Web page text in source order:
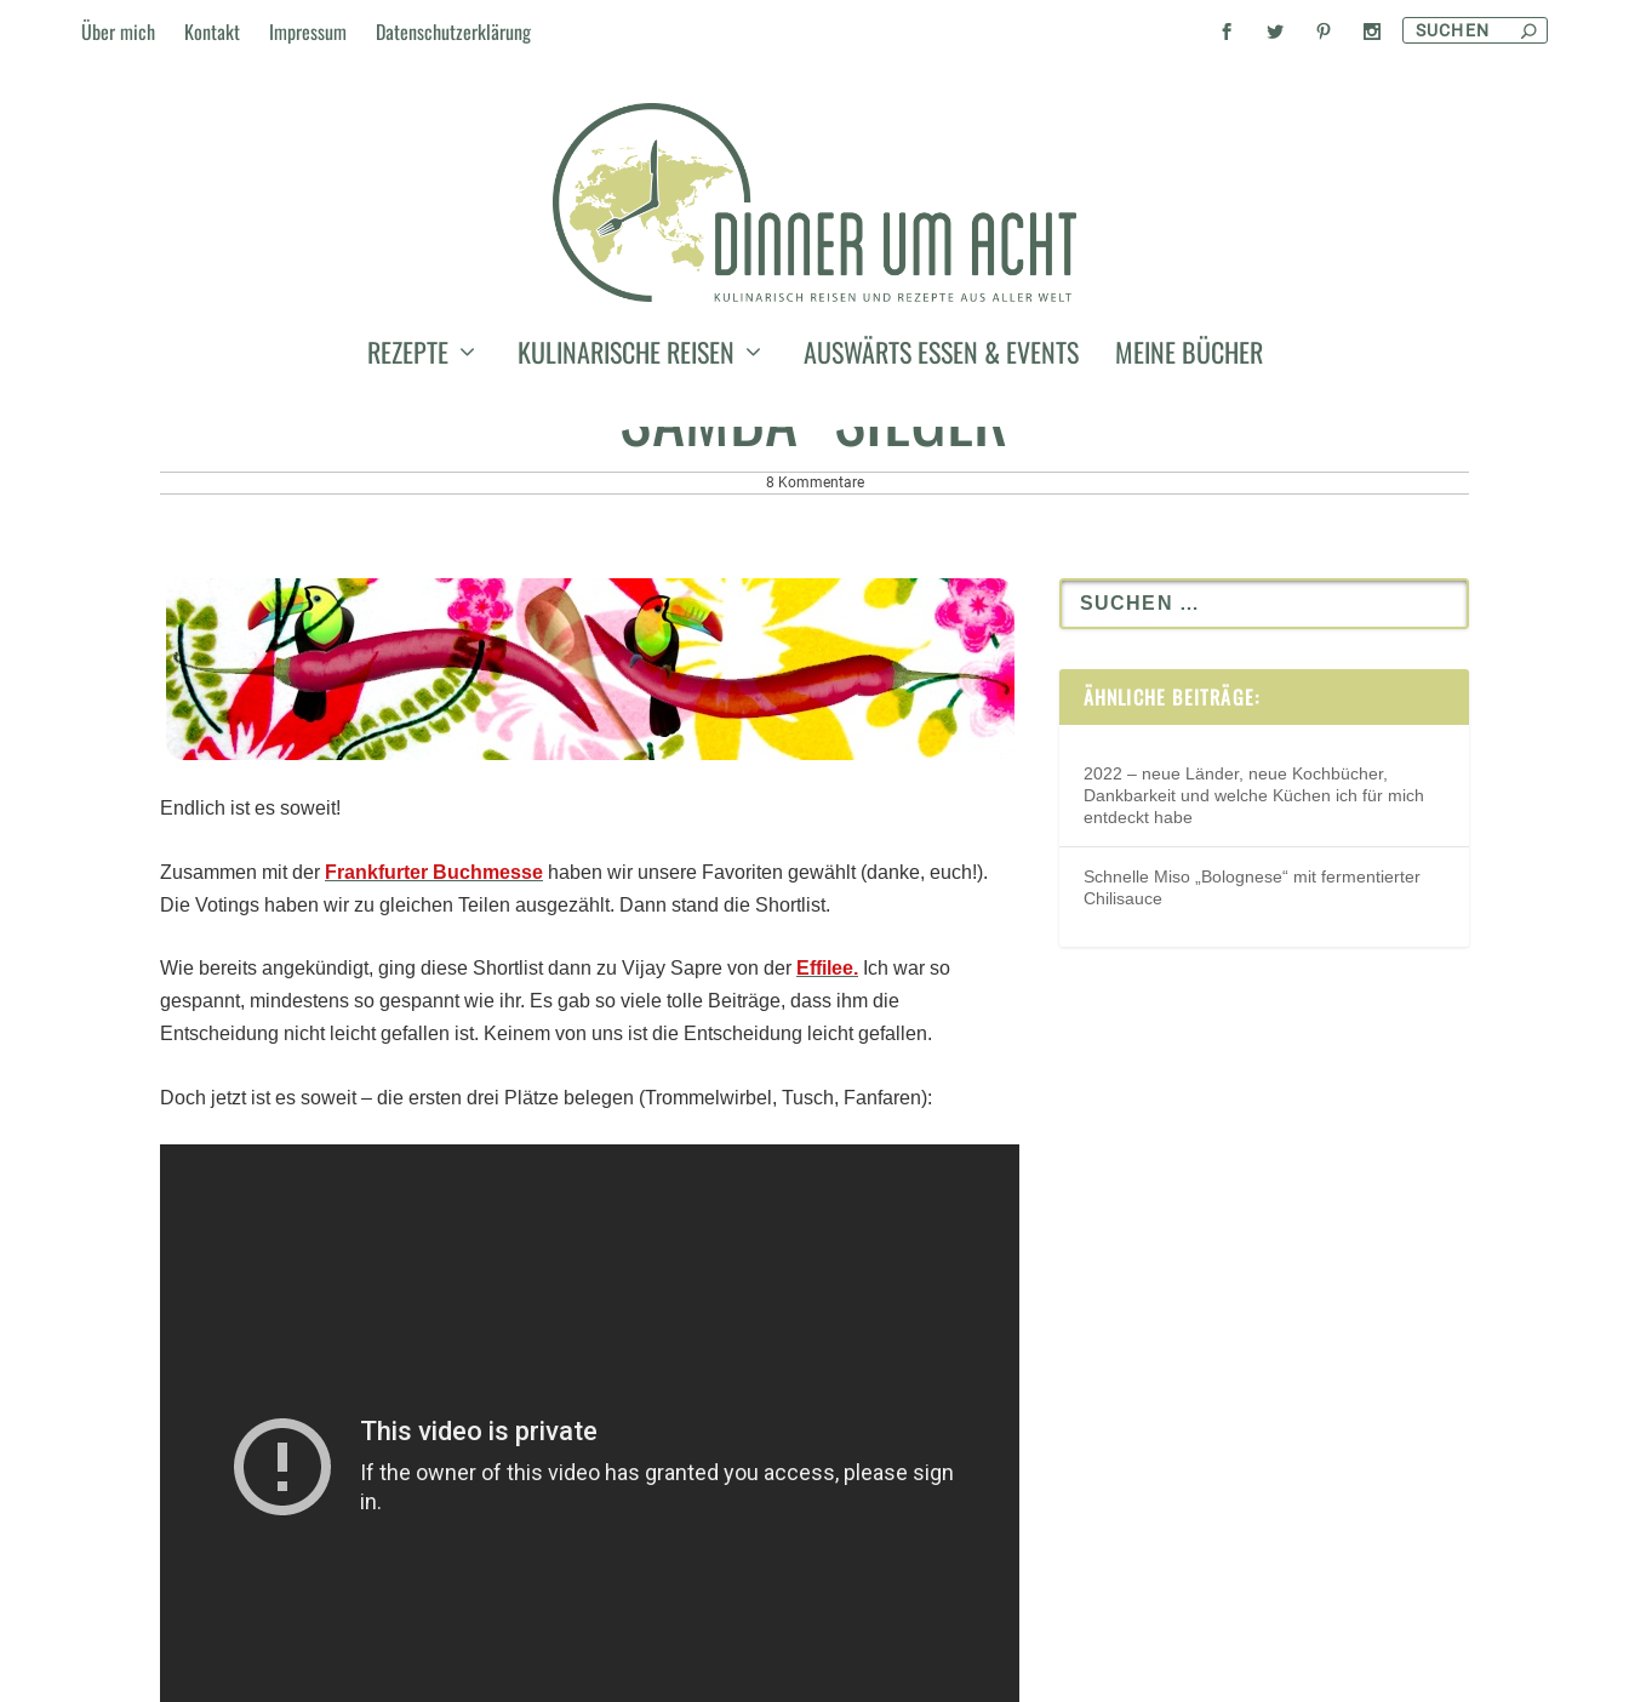
Über mich Kontakt Impressum Datenschutzerklärung
REZEPTE KULINARISCHE REISEN AUSWÄRTS ESSEN & EVENTS MEINE BÜCHER
JETZT GEHT'S AN DIE TÖPFE! DIE "COOK IT WITH
SAMBA" SIEGER
8 Kommentare
Endlich ist es soweit!
Zusammen mit der Frankfurter Buchmesse haben wir unsere Favoriten gewählt (danke, euch!).
Die Votings haben wir zu gleichen Teilen ausgezählt. Dann stand die Shortlist.
Wie bereits angekündigt, ging diese Shortlist dann zu Vijay Sapre von der Effilee. Ich war so
gespannt, mindestens so gespannt wie ihr. Es gab so viele tolle Beiträge, dass ihm die
Entscheidung nicht leicht gefallen ist. Keinem von uns ist die Entscheidung leicht gefallen.
Doch jetzt ist es soweit – die ersten drei Plätze belegen (Trommelwirbel, Tusch, Fanfaren):
ÄHNLICHE BEITRÄGE:
2022 – neue Länder, neue Kochbücher,
Dankbarkeit und welche Küchen ich für mich
entdeckt habe
Schnelle Miso „Bolognese“ mit fermentierter
Chilisauce